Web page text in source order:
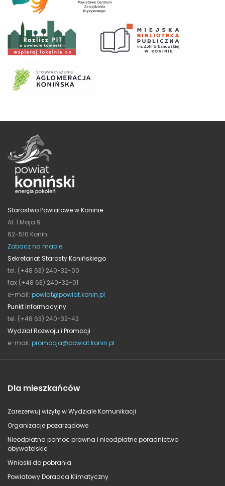
Starostwo Powiatowe w Koninie
Al. 1 Maja 9
62-510 Konin
Zobacz na mapie
Sekretariat Starosty Konińskiego
tel. (+48 63) 240-32-00
fax (+48 63) 240-32-01
e-mail: powiat@powiat.konin.pl
Punkt informacyjny
tel. (+48 63) 240-32-42
Wydział Rozwoju i Promocji
e-mail: promocja@powiat.konin.pl
Dla mieszkańców
Zarezerwuj wizytę w Wydziale Komunikacji
Organizacje pozarządowe
Nieodpłatna pomoc prawna i nieodpłatne poradnictwo
obywatelskie
Wnioski do pobrania
Powiatowy Doradca Klimatyczny